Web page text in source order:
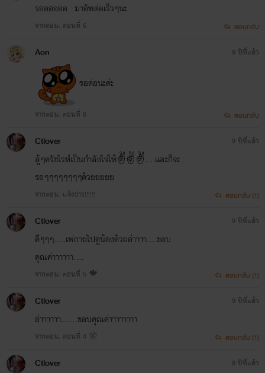
รออออออ มาอัพต่อเร็วๆนะ
จากตอน: ตอนที่ 6 ตอบกลับ
Aon
รอต่อนะค่ะ
จากตอน: ตอนที่ 6
9 ปีที่แล้ว
ตอบกลับ
Ctlover
สู้ๆครัชไรท์เป็นกำลังใจให้✌✌✌....และก็จะ
รอๆๆๆๆๆๆๆๆด้วยยยยย
จากตอน: เเจ้งข่าว!!!!!!
9 ปีที่แล้ว
ตอบกลับ (1)
Ctlover
คึๆๆๆ.....เพ่กายไปดูน้องด้วยอ่าาาา....ขอบ
คุณค่าาาาาา....
จากตอน: ตอนที่ 5 🍁
9 ปีที่แล้ว
ตอบกลับ (1)
Ctlover
อ่าาาาาา......ขอบคุณค่าาาาาาาา
จากตอน: ตอนที่ 4 🌼
9 ปีที่แล้ว
ตอบกลับ (1)
Ctlover 9 ปีที่แล้ว